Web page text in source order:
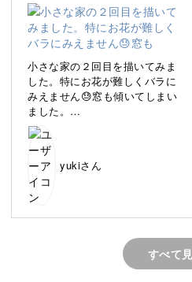
よ。
四角と屋根のシンプルな形か
い方でも安心◎
「飾りたい！」と思えるよう
しく作っていきましょう。
小さな家の２回目を描いてみま
した。特にお花が難しくバラに
みえません😓窓も傾いてしまい
ました。
ヨーロッパ風の家が好きで形に
なっていくのが楽しかったで
す。色彩豊かなホルベインの色
鉛筆がとても気に入りました☺️
yukiさん
すべて